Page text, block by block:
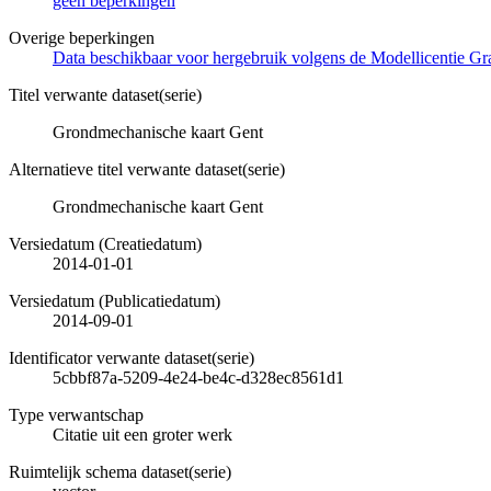
Overige beperkingen
Data beschikbaar voor hergebruik volgens de Modellicentie
Titel verwante dataset(serie)
Grondmechanische kaart Gent
Alternatieve titel verwante dataset(serie)
Grondmechanische kaart Gent
Versiedatum (Creatiedatum)
2014-01-01
Versiedatum (Publicatiedatum)
2014-09-01
Identificator verwante dataset(serie)
5cbbf87a-5209-4e24-be4c-d328ec8561d1
Type verwantschap
Citatie uit een groter werk
Ruimtelijk schema dataset(serie)